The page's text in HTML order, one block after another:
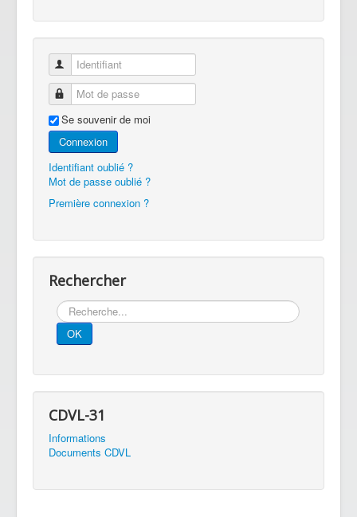
Identifiant
Mot de passe
Se souvenir de moi
Connexion
Identifiant oublié ?
Mot de passe oublié ?
Première connexion ?
Rechercher
Rechercher
OK
CDVL-31
Informations
Documents CDVL